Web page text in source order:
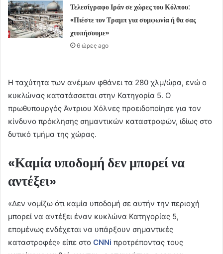
Τελεσίγραφο Ιράν σε χώρες του Κόλπου:
«Πιέστε τον Τραμπ για συμφωνία ή θα σας
χτυπήσουμε»
6 ώρες ago
Η ταχύτητα των ανέμων φθάνει τα 280 χλμ/ώρα, ενώ ο
κυκλώνας κατατάσσεται στην Κατηγορία 5. Ο
πρωθυπουργός Άντριου Χόλνες προειδοποίησε για τον
κίνδυνο πρόκλησης σημαντικών καταστροφών, ιδίως στο
δυτικό τμήμα της χώρας.
«Καμία υποδομή δεν μπορεί να
αντέξει»
«Δεν νομίζω ότι καμία υποδομή σε αυτήν την περιοχή
μπορεί να αντέξει έναν κυκλώνα Κατηγορίας 5,
επομένως ενδέχεται να υπάρξουν σημαντικές
καταστροφές» είπε στο CNNi προτρέποντας τους